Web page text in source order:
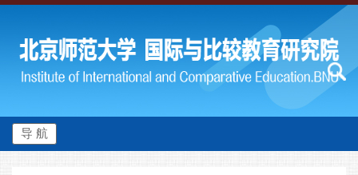
导 航